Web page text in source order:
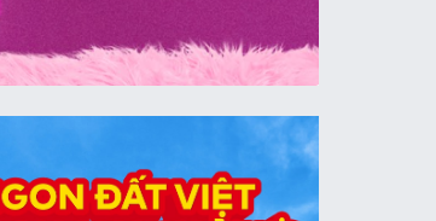
lâm nghiệp xanh, thích ứng với biến